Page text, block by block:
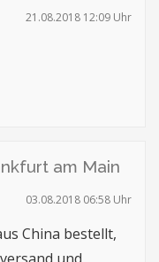
21.08.2018 12:09 Uhr
am Main
03.08.2018 06:58 Uhr
China bestellt,